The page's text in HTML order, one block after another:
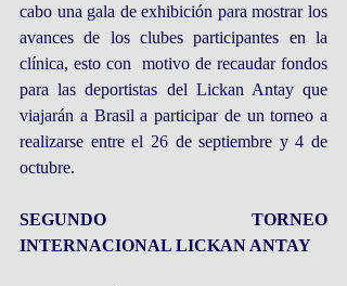
cabo una gala de exhibición para mostrar los
avances de los clubes participantes en la
clínica, esto con  motivo de recaudar fondos
para las deportistas del Lickan Antay que
viajarán a Brasil a participar de un torneo a
realizarse entre el 26 de septiembre y 4 de
octubre.
SEGUNDO TORNEO
INTERNACIONAL LICKAN ANTAY